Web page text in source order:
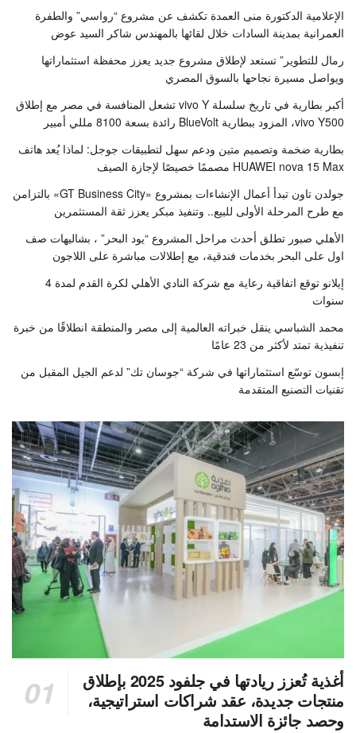
الإعلامية الدكتورة منى العمدة تكشف عن مشروع “رواسي” والطفرة
العمرانية بمدينة السادات خلال لقائها بالمهندس شاكر السيد عوض
رمال للتطوير” تستعد لإطلاق مشروع جديد يعزز محفظة استثماراتها
ويواصل مسيرة نجاحها بالسوق المصري
أكبر بطارية في تاريخ سلسلة vivo Y تشعل المنافسة في مصر مع إطلاق
vivo Y500، المزود ببطارية BlueVolt رائدة بسعة 8100 مللي أمبير
بطارية ضخمة وتصميم متين ودعم سهل لتطبيقات جوجل: لماذا يُعد هاتف
HUAWEI nova 15 Max مصممًا خصيصًا لإجازة الصيف
جولدن تاون تبدأ أعمال الإنشاءات بمشروع «GT Business City» بالتزامن
مع طرح المرحلة الأولى للبيع.. وتنفيذ مبكر يعزز ثقة المستثمرين
الأهلي صبور تطلق أحدث مراحل المشروع “يود البحر” ، بشاليهات صف
اول على البحر بخدمات فندقية، مع إطلالات مباشرة على اللاجون
إيلانو توقع اتفاقية رعاية مع شركة النادي الأهلي لكرة القدم لمدة 4
سنوات
محمد الشباسي ينقل خبراته العالمية إلى مصر والمنطقة انطلاقًا من خبرة
تنفيذية تمتد لأكثر من 23 عامًا
إبسون توسّع استثماراتها في شركة “جوسان تك” لدعم الجيل المقبل من
تقنيات التصنيع المتقدمة
أغذية تُعزز ريادتها في جلفود 2025 بإطلاق
منتجات جديدة، عقد شراكات استراتيجية،
وحصد جائزة الاستدامة